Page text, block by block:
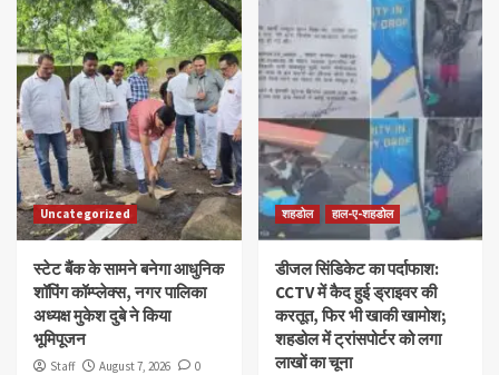
Uncategorized
स्टेट बैंक के सामने बनेगा आधुनिक
शॉपिंग कॉम्प्लेक्स, नगर पालिका
अध्यक्ष मुकेश दुबे ने किया
भूमिपूजन
Staff August 7, 2026 0
शहडोल हाल-ए-शहडोल
डीजल सिंडिकेट का पर्दाफाश:
CCTV में कैद हुई ड्राइवर की
करतूत, फिर भी खाकी खामोश;
शहडोल में ट्रांसपोर्टर को लगा
लाखों का चूना